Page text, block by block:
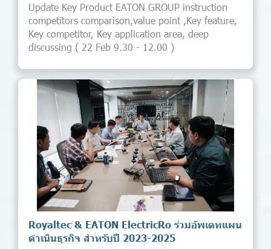
Update Key Product EATON GROUP instruction
competitors comparison,value point ,Key feature,
Key competitor, Key application area, deep
discussing ( 22 Feb 9.30 - 12.00 )
Royaltec & EATON ElectricRo ร่วมอัพเดทแผน
ดำเนินธุรกิจ สำหรับปี 2023-2025